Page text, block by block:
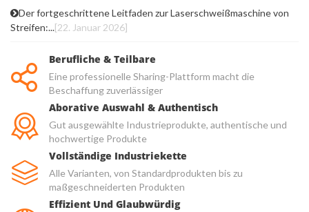
Der fortgeschrittene Leitfaden zur Laserschweißmaschine von
Streifen:...[22. Januar 2026]
Berufliche & Teilbare
Eine professionelle Sharing-Plattform macht die
Beschaffung zuverlässiger
Aborative Auswahl & Authentisch
Gut ausgewählte Industrieprodukte, authentische und
hochwertige Produkte
Vollständige Industriekette
Alle Varianten, von Standardprodukten bis zu
maßgeschneiderten Produkten
Effizient Und Glaubwürdig